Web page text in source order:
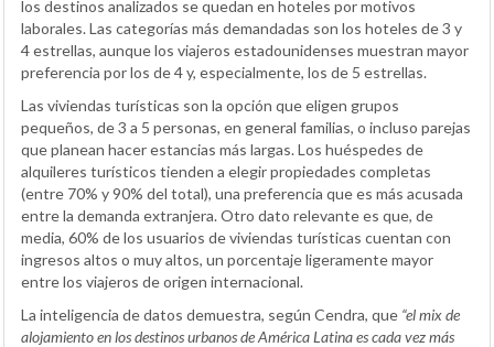
los destinos analizados se quedan en hoteles por motivos
laborales. Las categorías más demandadas son los hoteles de 3 y
4 estrellas, aunque los viajeros estadounidenses muestran mayor
preferencia por los de 4 y, especialmente, los de 5 estrellas.
Las viviendas turísticas son la opción que eligen grupos
pequeños, de 3 a 5 personas, en general familias, o incluso parejas
que planean hacer estancias más largas. Los huéspedes de
alquileres turísticos tienden a elegir propiedades completas
(entre 70% y 90% del total), una preferencia que es más acusada
entre la demanda extranjera. Otro dato relevante es que, de
media, 60% de los usuarios de viviendas turísticas cuentan con
ingresos altos o muy altos, un porcentaje ligeramente mayor
entre los viajeros de origen internacional.
La inteligencia de datos demuestra, según Cendra, que “el mix de
alojamiento en los destinos urbanos de América Latina es cada vez más